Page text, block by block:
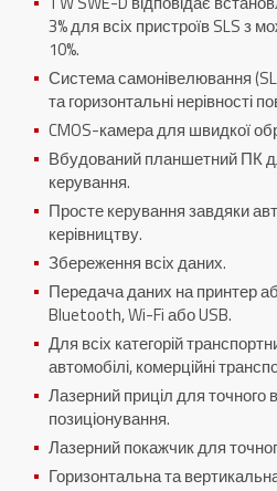
3% для всіх пристроїв SLS з
10%.
Система самонівелювання
та горизонтальні нерівності
CMOS-камера для швидкої
Вбудований планшетний ПК
керування.
Просте керування завдяки
керівництву.
Збереження всіх даних.
Передача даних на принтер
Bluetooth, Wi-Fi або USB.
Для всіх категорій
автомобілі, комерційні
Лазерний приціл для точного
позиціонування.
Лазерний покажчик для
Горизонтальна та